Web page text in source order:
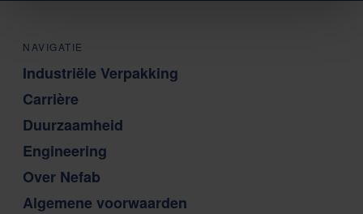
NAVIGATIE
Industriële Verpakking
Carrière
Duurzaamheid
Engineering
Over Nefab
Algemene voorwaarden